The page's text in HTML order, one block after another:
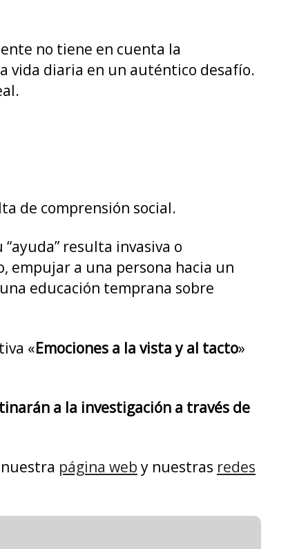
no tiene en cuenta la
vida diaria en un auténtico desafío.
de comprensión social.
resulta invasiva o
empujar a una persona hacia un
educación temprana sobre
«Emociones a la vista y al tacto»
a la investigación a través de
página web y nuestras redes